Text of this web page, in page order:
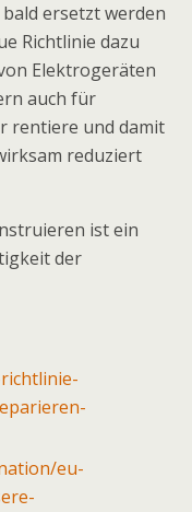
ersetzt werden
Richtlinie dazu
Elektrogeräten
auch für
rentiere und damit
reduziert
ist ein
der
eu-